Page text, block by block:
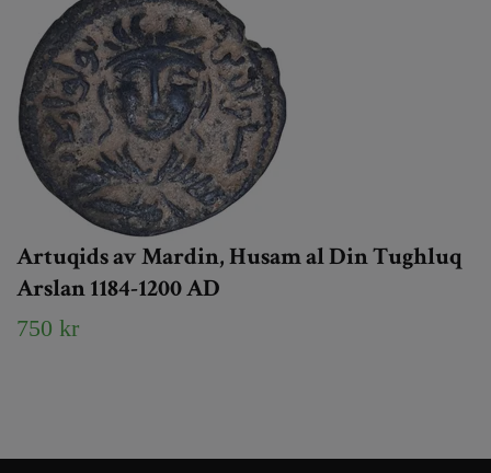
Artuqids av Mardin, Husam al Din Tughluq
Arslan 1184-1200 AD
750 kr